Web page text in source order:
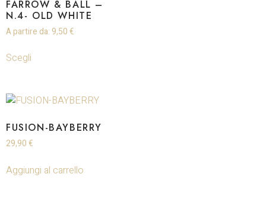
FARROW & BALL –
N.4- OLD WHITE
A partire da: 9,50 €
Scegli
FUSION-BAYBERRY
29,90 €
Aggiungi al carrello